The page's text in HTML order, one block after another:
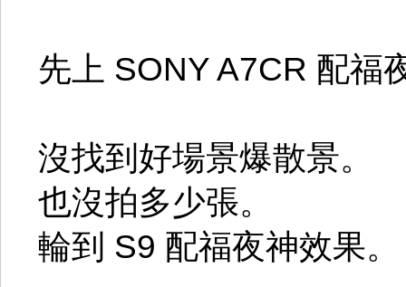
先上 SONY A7CR 配福
沒找到好場景爆散景。
也沒拍多少張。
輪到 S9 配福夜神效果。